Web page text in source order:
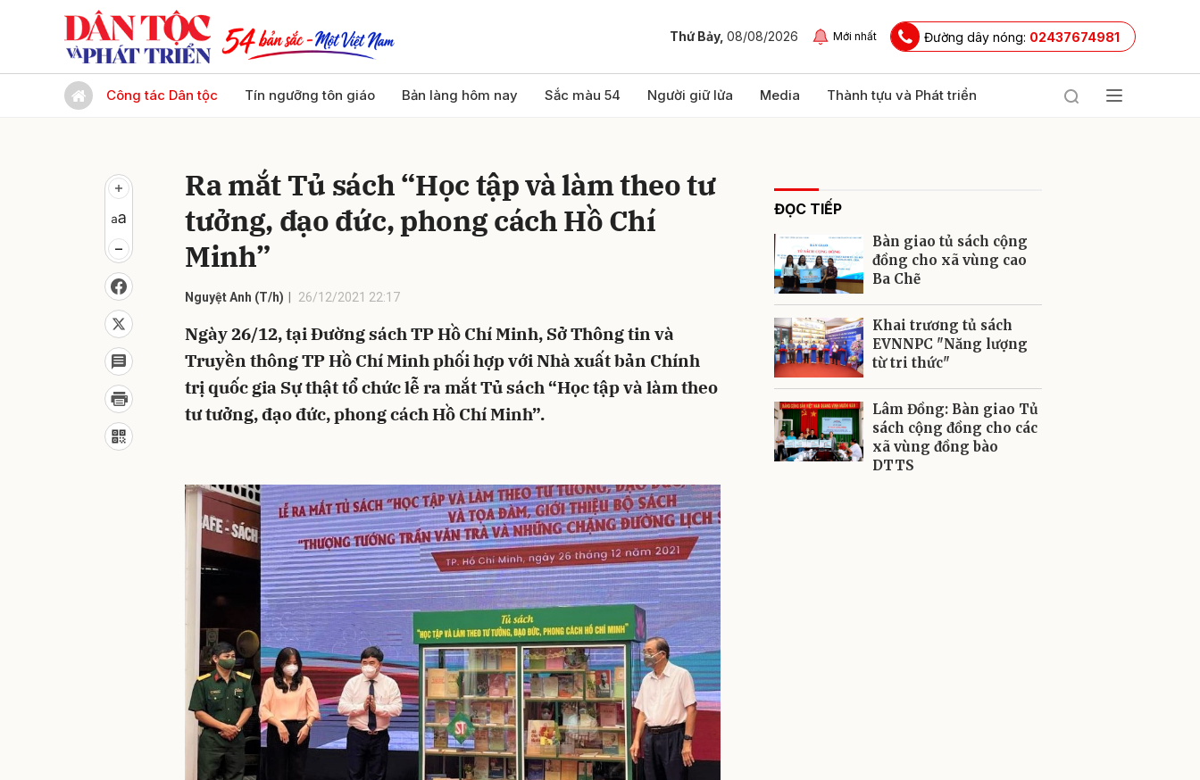
Thứ Bảy, 08/08/2026 Mới nhất Đường dây nóng: 02437674981
Công tác Dân tộc Tín ngưỡng tôn giáo Bản làng hôm nay Sắc màu 54 Người giữ lửa Media Thành tựu và Phát triển
Ra mắt Tủ sách “Học tập và làm theo tư
tưởng, đạo đức, phong cách Hồ Chí
Minh”
Nguyệt Anh (T/h) 26/12/2021 22:17
Ngày 26/12, tại Đường sách TP Hồ Chí Minh, Sở Thông tin và
Truyền thông TP Hồ Chí Minh phối hợp với Nhà xuất bản Chính
trị quốc gia Sự thật tổ chức lễ ra mắt Tủ sách “Học tập và làm theo
tư tưởng, đạo đức, phong cách Hồ Chí Minh”.
ĐỌC TIẾP
Bàn giao tủ sách cộng
đồng cho xã vùng cao
Ba Chẽ
Khai trương tủ sách
EVNNPC "Năng lượng
từ tri thức"
Lâm Đồng: Bàn giao Tủ
sách cộng đồng cho các
xã vùng đồng bào
DTTS
Gửi bình luận
Gửi